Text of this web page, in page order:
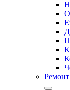
Ремонт